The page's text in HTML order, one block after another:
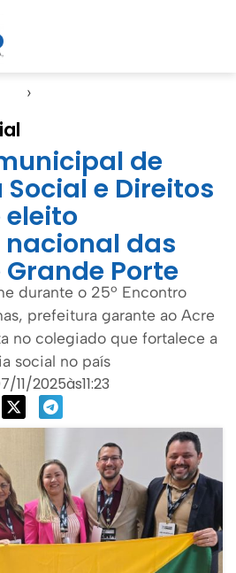
›
de
e Direitos
eleito
das
Porte
durante o 25º Encontro
prefeitura garante ao Acre
no colegiado que fortalece a
social no país
11/2025às11:23